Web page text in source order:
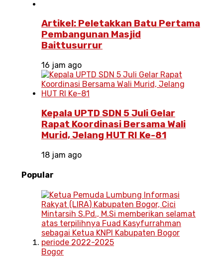
Artikel: Peletakkan Batu Pertama
Pembangunan Masjid
Baittusurrur
16 jam ago
Kepala UPTD SDN 5 Juli Gelar
Rapat Koordinasi Bersama Wali
Murid, Jelang HUT RI Ke-81
18 jam ago
Popular
Bogor